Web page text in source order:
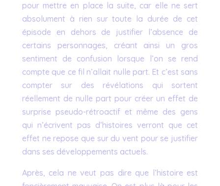
pour mettre en place la suite, car elle ne sert
absolument à rien sur toute la durée de cet
épisode en dehors de justifier l’absence de
certains personnages, créant ainsi un gros
sentiment de confusion lorsque l’on se rend
compte que ce fil n’allait nulle part. Et c’est sans
compter sur des révélations qui sortent
réellement de nulle part pour créer un effet de
surprise pseudo-rétroactif et même des gens
qui n’écrivent pas d’histoires verront que cet
effet ne repose que sur du vent pour se justifier
dans ses développements actuels.
Après, cela ne veut pas dire que l’histoire est